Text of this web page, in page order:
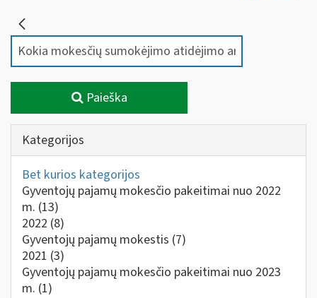
Paieška
Kategorijos
Bet kurios kategorijos
Gyventojų pajamų mokesčio pakeitimai nuo 2022
m. (13)
2022 (8)
Gyventojų pajamų mokestis (7)
2021 (3)
Gyventojų pajamų mokesčio pakeitimai nuo 2023
m. (1)